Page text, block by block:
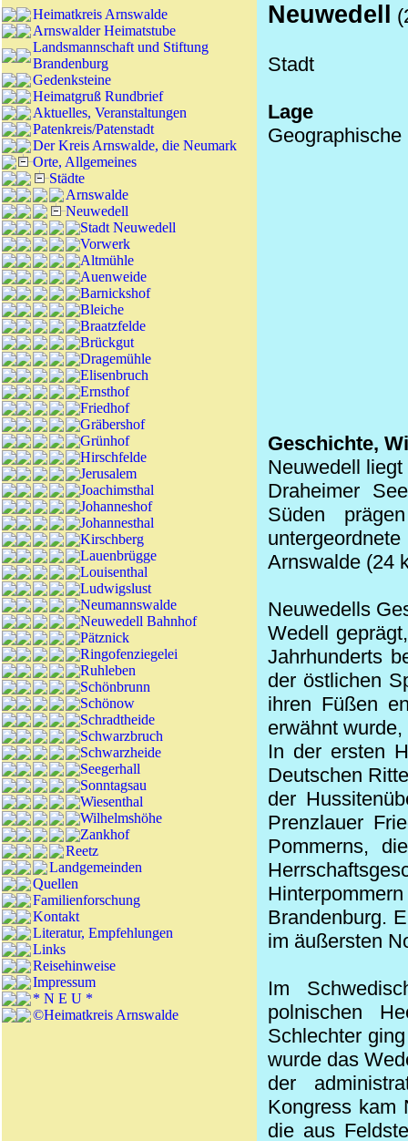
Heimatkreis Arnswalde
Arnswalder Heimatstube
Landsmannschaft und Stiftung
Brandenburg
Gedenksteine
Heimatgruß Rundbrief
Aktuelles, Veranstaltungen
Patenkreis/Patenstadt
Der Kreis Arnswalde, die Neumark
Orte, Allgemeines
Städte
Arnswalde
Neuwedell
Stadt Neuwedell
Vorwerk
Altmühle
Auenweide
Barnickshof
Bleiche
Braatzfelde
Brückgut
Dragemühle
Elisenbruch
Ernsthof
Friedhof
Gräbershof
Grünhof
Hirschfelde
Jerusalem
Joachimsthal
Johanneshof
Johannesthal
Kirschberg
Lauenbrügge
Louisenthal
Ludwigslust
Neumannswalde
Neuwedell Bahnhof
Pätznick
Ringofenziegelei
Ruhleben
Schönbrunn
Schönow
Schradtheide
Schwarzbruch
Schwarzheide
Seegerhall
Sonntagsau
Wiesenthal
Wilhelmshöhe
Zankhof
Reetz
Landgemeinden
Quellen
Familienforschung
Kontakt
Literatur, Empfehlungen
Links
Reisehinweise
Impressum
* N E U *
©Heimatkreis Arnswalde
Neuwedell
Stadt
Lage
Geographische
Geschichte,
Neuwedell
Draheimer
Süden
Arnswalde (24
Neuwedells
Wedell
Jahrhunderts
der östlichen
ihren Füßen
erwähnt
In der ersten
Deutschen
der
Prenzlauer
Pommerns,
Brandenburg.
im äußersten
Im
polnischen
Schlechter
wurde das
der
Kongress kam
die aus